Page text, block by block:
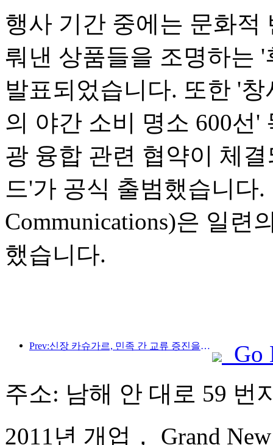
행사 기간 중에는 문화적
뤄낸 상품들을 조명하는
발표되었습니다. 또한 '
의 야간 소비 명소 600선
광 융합 관련 협약이 체
드'가 공식 출범했습니다
Communications)은 일련
했습니다.
Prev:신장 카슈가르, 민족 간 교류 증진을 위한 관광 홍보 행사 개최
Go
주소: 남해 안 대로 59 번
2011년 개업， Grand